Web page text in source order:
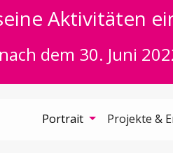
Aktivitäten
dem 30. Juni
Portrait Projekte &